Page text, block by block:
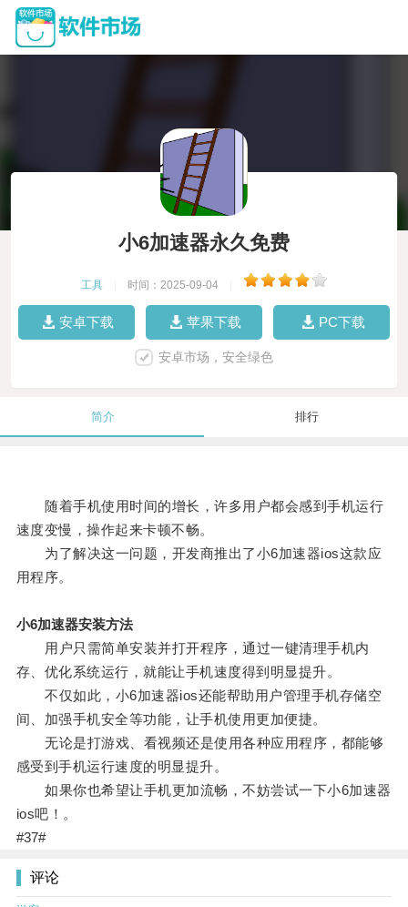
小6加速器永久免费
工具 时间：2025-09-04
安卓下载 苹果下载 PC下载
安卓市场，安全绿色
简介 排行
随着手机使用时间的增长，许多用户都会感到手机运行
速度变慢，操作起来卡顿不畅。
为了解决这一问题，开发商推出了小6加速器ios这款应
用程序。
小6加速器安装方法
用户只需简单安装并打开程序，通过一键清理手机内
存、优化系统运行，就能让手机速度得到明显提升。
不仅如此，小6加速器ios还能帮助用户管理手机存储空
间、加强手机安全等功能，让手机使用更加便捷。
无论是打游戏、看视频还是使用各种应用程序，都能够
感受到手机运行速度的明显提升。
如果你也希望让手机更加流畅，不妨尝试一下小6加速器
ios吧！。
#37#
评论